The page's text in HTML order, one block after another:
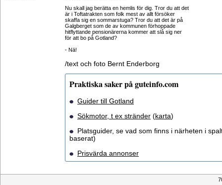
Nu skall jag berätta en hemlis för dig. Tror du att det
är i Toftatrakten som folk mest av allt försöker
skaffa sig en sommarstuga? Tror du att det är på
Galgberget som de av kommunen förhoppade
hitflyttande pensionärerna kommer att slå sig ner
för att bo på Gotland?
- Nä!
/text och foto Bernt Enderborg
Praktiska saker på guteinfo.com
Guider till Gotland
Sökmotor, t ex stränder (karta)
Platsguider, se vad som finns i närheten i
baserat)
Prisvärda annonser